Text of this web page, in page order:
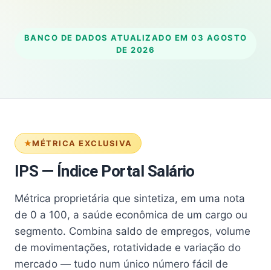
BANCO DE DADOS ATUALIZADO EM 03 AGOSTO
DE 2026
MÉTRICA EXCLUSIVA
IPS — Índice Portal Salário
Métrica proprietária que sintetiza, em uma nota
de 0 a 100, a saúde econômica de um cargo ou
segmento. Combina saldo de empregos, volume
de movimentações, rotatividade e variação do
mercado — tudo num único número fácil de